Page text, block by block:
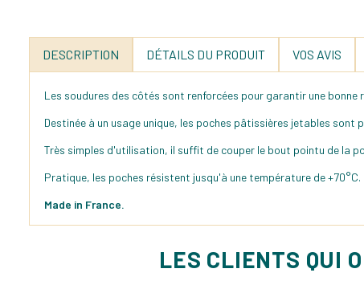
DESCRIPTION DÉTAILS DU PRODUIT VOS AVIS
Les soudures des côtés sont renforcées pour garantir une
Destinée à un usage unique, les poches pâtissières jetables
Très simples d'utilisation, il suffit de couper le bout pointu de la
Pratique, les poches résistent jusqu'à une température de +70°C.
Made in France.
LES CLIENTS QUI